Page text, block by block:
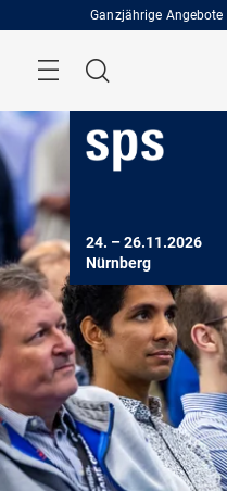
Ganzjährige Angebote
Suche
24. – 26.11.2026
Nürnberg